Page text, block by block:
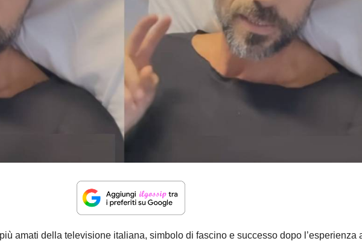
amati della televisione italiana, simbolo di fascino e successo dopo l’esperienza